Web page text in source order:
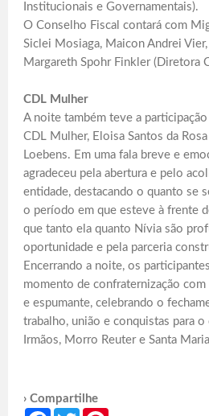
Institucionais e Governamentais).
O Conselho Fiscal contará com
Siclei Mosiaga, Maicon Andrei
Margareth Spohr Finkler (Diretora
CDL Mulher
A noite também teve a
CDL Mulher, Eloisa Santos da
Loebens. Em uma fala breve e
agradeceu pela abertura e pelo
entidade, destacando o quanto se
o período em que esteve à frente
que tanto ela quanto Nívia são
oportunidade e pela parceria
Encerrando a noite, os
momento de confraternização com
e espumante, celebrando o
trabalho, união e conquistas para
Irmãos, Morro Reuter e Santa
› Compartilhe